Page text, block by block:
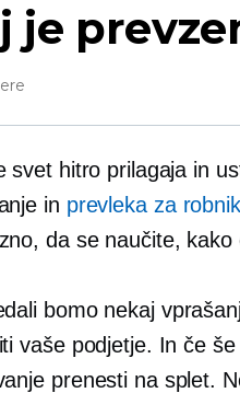
je
svet hitro prilagaja in
in prevleka za
da se naučite,
bomo nekaj
vaše podjetje. In če
prenesti na splet.